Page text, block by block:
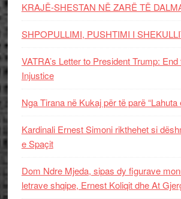
KRAJË-SHESTAN NË ZARË TË
SHPOPULLIMI, PUSHTIMI I
VATRA’s Letter to President Trump:
Injustice
Nga Tirana në Kukaj për të parë “Lahuta
Kardinali Ernest Simoni rikthehet si
e Spaçit
Dom Ndre Mjeda, sipas dy figurave
letrave shqipe, Ernest Koliqit dhe At